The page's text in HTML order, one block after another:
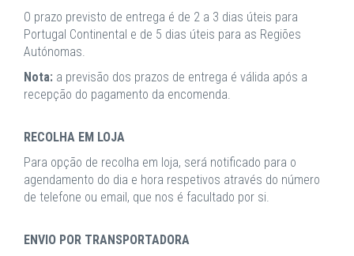
O prazo previsto de entrega é de 2 a 3 dias úteis para
Portugal Continental e de 5 dias úteis para as Regiões
Autónomas.
Nota: a previsão dos prazos de entrega é válida após a
recepção do pagamento da encomenda.
RECOLHA EM LOJA
Para opção de recolha em loja, será notificado para o
agendamento do dia e hora respetivos através do número
de telefone ou email, que nos é facultado por si.
ENVIO POR TRANSPORTADORA